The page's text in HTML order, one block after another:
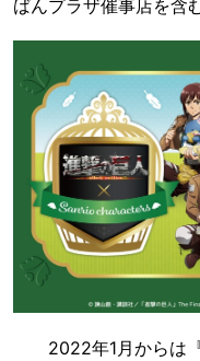
ばんプラザ催事店を含
2022年1月からは『